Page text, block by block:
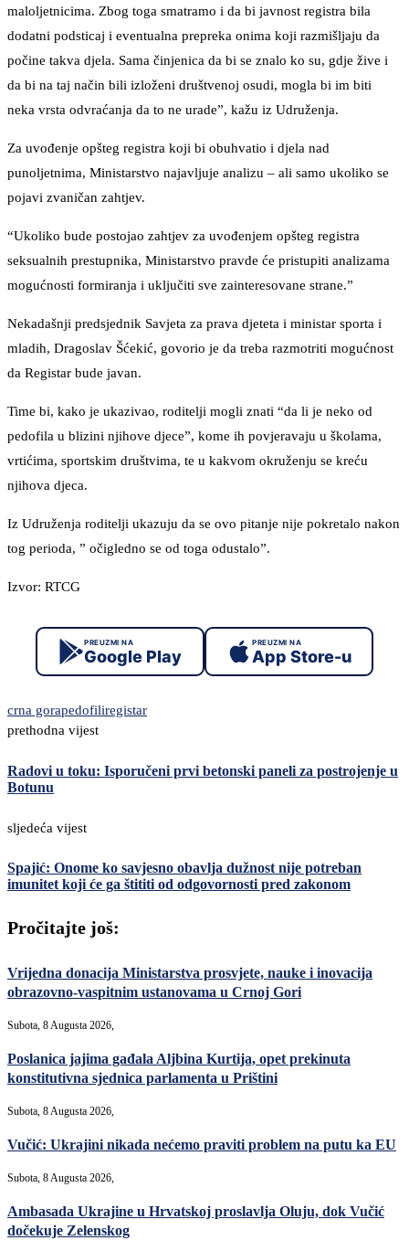
maloljetnicima. Zbog toga smatramo i da bi javnost registra bila
dodatni podsticaj i eventualna prepreka onima koji razmišljaju da
počine takva djela. Sama činjenica da bi se znalo ko su, gdje žive i
da bi na taj način bili izloženi društvenoj osudi, mogla bi im biti
neka vrsta odvraćanja da to ne urade”, kažu iz Udruženja.
Za uvođenje opšteg registra koji bi obuhvatio i djela nad
punoljetnima, Ministarstvo najavljuje analizu – ali samo ukoliko se
pojavi zvaničan zahtjev.
“Ukoliko bude postojao zahtjev za uvođenjem opšteg registra
seksualnih prestupnika, Ministarstvo pravde će pristupiti analizama
mogućnosti formiranja i uključiti sve zainteresovane strane.”
Nekadašnji predsjednik Savjeta za prava djeteta i ministar sporta i
mladih, Dragoslav Šćekić, govorio je da treba razmotriti mogućnost
da Registar bude javan.
Time bi, kako je ukazivao, roditelji mogli znati “da li je neko od
pedofila u blizini njihove djece”, kome ih povjeravaju u školama,
vrtićima, sportskim društvima, te u kakvom okruženju se kreću
njihova djeca.
Iz Udruženja roditelji ukazuju da se ovo pitanje nije pokretalo nakon
tog perioda, ” očigledno se od toga odustalo”.
Izvor: RTCG
PREUZMI NA
Google Play
PREUZMI NA
App Store-u
crna gorapedofiliregistar
prethodna vijest
Radovi u toku: Isporučeni prvi betonski paneli za postrojenje u
Botunu
sljedeća vijest
Spajić: Onome ko savjesno obavlja dužnost nije potreban
imunitet koji će ga štititi od odgovornosti pred zakonom
Pročitajte još:
Vrijedna donacija Ministarstva prosvjete, nauke i inovacija
obrazovno-vaspitnim ustanovama u Crnoj Gori
Subota, 8 Augusta 2026,
Poslanica jajima gađala Aljbina Kurtija, opet prekinuta
konstitutivna sjednica parlamenta u Prištini
Subota, 8 Augusta 2026,
Vučić: Ukrajini nikada nećemo praviti problem na putu ka EU
Subota, 8 Augusta 2026,
Ambasada Ukrajine u Hrvatskoj proslavlja Oluju, dok Vučić
dočekuje Zelenskog